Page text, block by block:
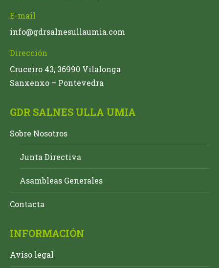
E-mail
info@gdrsalnesullaumia.com
Dirección
Cruceiro 43, 36990 Vilalonga
Sanxenxo – Pontevedra
GDR SALNES ULLA UMIA
Sobre Nosotros
Junta Directiva
Asambleas Generales
Contacta
INFORMACIÓN
Aviso legal